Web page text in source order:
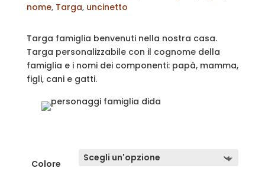
nome, Targa, uncinetto
Targa famiglia benvenuti nella nostra casa.
Targa personalizzabile con il cognome della
famiglia e i nomi dei componenti: papà, mamma,
figli, cani e gatti.
Colore